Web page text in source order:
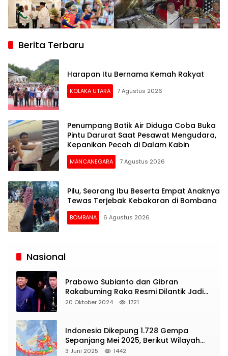
Berita Terbaru
Harapan Itu Bernama Kemah Rakyat
KOLAKA UTARA 7 Agustus 2026
Penumpang Batik Air Diduga Coba Buka
Pintu Darurat Saat Pesawat Mengudara,
Kepanikan Pecah di Dalam Kabin
MANCANEGARA 7 Agustus 2026
Pilu, Seorang Ibu Beserta Empat Anaknya
Tewas Terjebak Kebakaran di Bombana
BOMBANA 6 Agustus 2026
Siaran
Nasional
Prabowo Subianto dan Gibran
Rakabuming Raka Resmi Dilantik Jadi
Presiden dan Wapres RI
20 Oktober 2024 1721
Indonesia Dikepung 1.728 Gempa
Sepanjang Mei 2025, Berikut Wilayah
Yang Intens Diguncang!
3 Juni 2025 1442